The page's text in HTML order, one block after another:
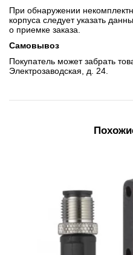
При обнаружении
корпуса следует указать
о приемке заказа.
Самовывоз
Покупатель может забрать
Электрозаводская, д. 24.